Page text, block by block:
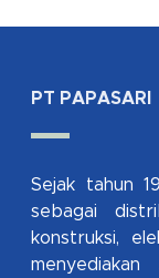
PT PAPASARI
Sejak tahun
sebagai
konstruksi,